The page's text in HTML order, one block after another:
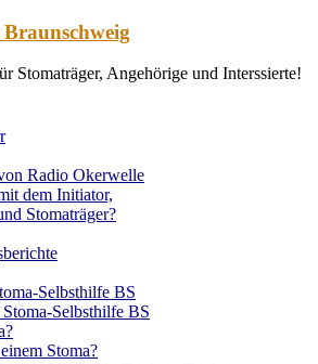
Stomaträger, Angehörige und Interssierte!
Radio Okerwelle
dem Initiator,
Stomaträger?
Selbsthilfe BS
Selbsthilfe BS
Stoma?